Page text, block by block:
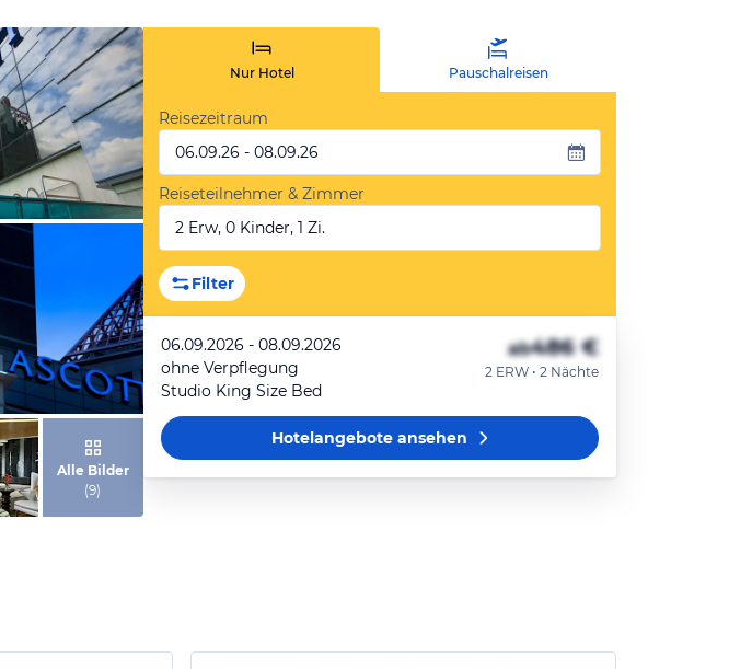
Alle Bilder
(9)
Nur Hotel Pauschalreisen
Reisezeitraum
06.09.26 - 08.09.26
Reiseteilnehmer & Zimmer
2 Erw, 0 Kinder, 1 Zi.
Filter
06.09.2026 - 08.09.2026
ohne Verpflegung
Studio King Size Bed
ab486 €
2 ERW • 2 Nächte
Hotelangeboteansehen